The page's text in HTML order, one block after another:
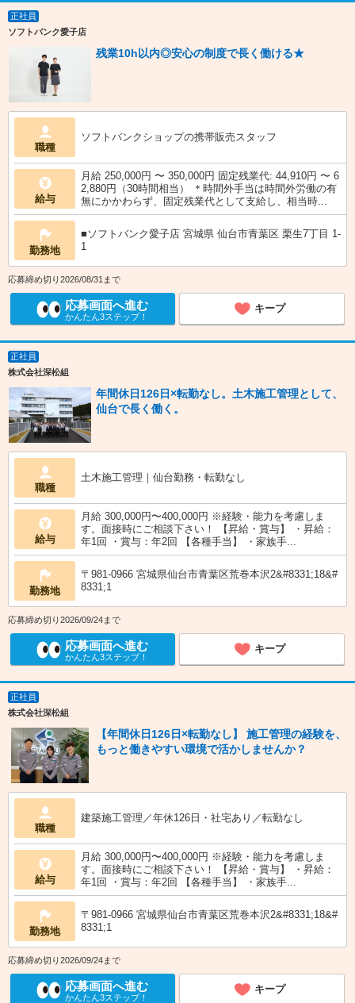
正社員
ソフトバンク愛子店
残業10h以内◎安心の制度で長く働ける★
職種
ソフトバンクショップの携帯販売スタッフ
給与
月給 250,000円 〜 350,000円 固定残業代: 44,910円 〜 6
2,880円（30時間相当） ＊時間外手当は時間外労働の有
無にかかわらず、固定残業代として支給し、相当時...
勤務地
■ソフトバンク愛子店 宮城県 仙台市青葉区 栗生7丁目 1‐
1
応募締め切り2026/08/31まで
応募画面へ進む
かんたん3ステップ！
キープ
正社員
株式会社深松組
年間休日126日×転勤なし。土木施工管理として、
仙台で長く働く。
職種
土木施工管理｜仙台勤務・転勤なし
給与
月給 300,000円〜400,000円 ※経験・能力を考慮しま
す。面接時にご相談下さい！ 【昇給・賞与】 ・昇給：
年1回 ・賞与：年2回 【各種手当】 ・家族手...
勤務地
〒981-0966 宮城県仙台市青葉区荒巻本沢2&#8331;18&#
8331;1
応募締め切り2026/09/24まで
応募画面へ進む
かんたん3ステップ！
キープ
正社員
株式会社深松組
【年間休日126日×転勤なし】 施工管理の経験を、
もっと働きやすい環境で活かしませんか？
職種
建築施工管理／年休126日・社宅あり／転勤なし
給与
月給 300,000円〜400,000円 ※経験・能力を考慮しま
す。面接時にご相談下さい！ 【昇給・賞与】 ・昇給：
年1回 ・賞与：年2回 【各種手当】 ・家族手...
勤務地
〒981-0966 宮城県仙台市青葉区荒巻本沢2&#8331;18&#
8331;1
応募締め切り2026/09/24まで
応募画面へ進む
かんたん3ステップ！
キープ